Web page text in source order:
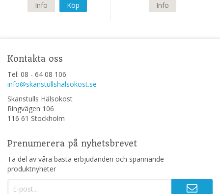
Info Köp Info
Kontakta oss
Tel: 08 - 64 08 106
info@skanstullshalsokost.se
Skanstulls Hälsokost
Ringvägen 106
116 61 Stockholm
Prenumerera på nyhetsbrevet
Ta del av våra bästa erbjudanden och spännande
produktnyheter